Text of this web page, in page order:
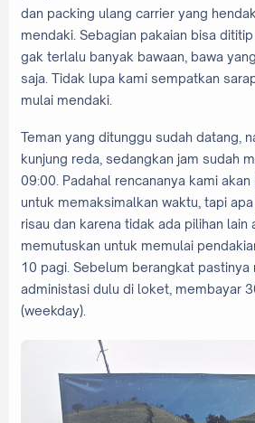
dan packing ulang carrier yang
mendaki. Sebagian pakaian bisa
gak terlalu banyak bawaan, bawa
saja. Tidak lupa kami sempatkan
mulai mendaki.
Teman yang ditunggu sudah datang,
kunjung reda, sedangkan jam sudah
09:00. Padahal rencananya kami
untuk memaksimalkan waktu, tapi
risau dan karena tidak ada pilihan lain
memutuskan untuk memulai
10 pagi. Sebelum berangkat pastinya
administasi dulu di loket, membayar
(weekday).